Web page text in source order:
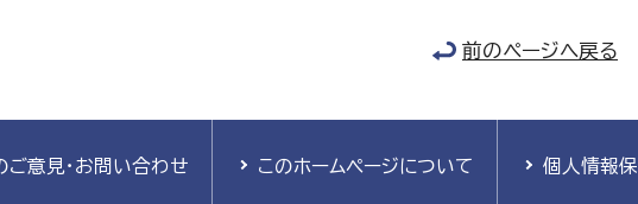
前のページへ戻る
ご意見・お問い合わせ このホームページについて 個人情報